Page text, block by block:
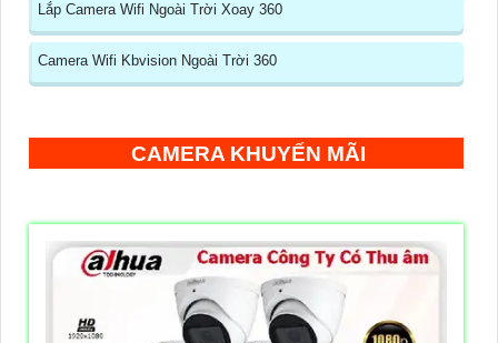
Lắp Camera Wifi Ngoài Trời Xoay 360
Camera Wifi Kbvision Ngoài Trời 360
CAMERA KHUYẾN MÃI